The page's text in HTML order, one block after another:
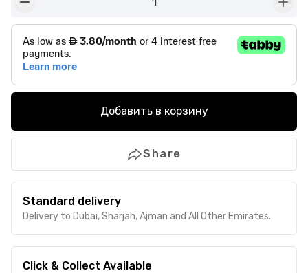
Добавить в корзину
Share
Standard delivery
Delivery to Dubai, Sharjah, Ajman and All Other Emirates.
Click & Collect Available